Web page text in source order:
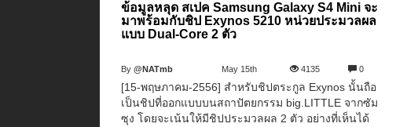
ข้อมูลหลุด สเปค Samsung Galaxy S4 Mini จะ
มาพร้อมกับชิป Exynos 5210 หน่วยประมวลผล
แบบ Dual-Core 2 ตัว
By@NATmb May 15th 4135 0
[15-พฤษภาคม-2556] สำหรับชิปตระกูล Exynos นั้นถือ
เป็นชิปที่ออกแบบบนสถาปัตยกรรม big.LITTLE จากซัม
ซุง โดยจะเน้นให้มีชิปประมวลผล 2 ตัว อย่างที่เห็นได้